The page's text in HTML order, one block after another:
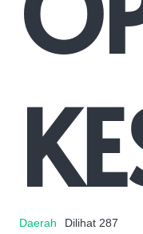
Daerah Dilihat 287